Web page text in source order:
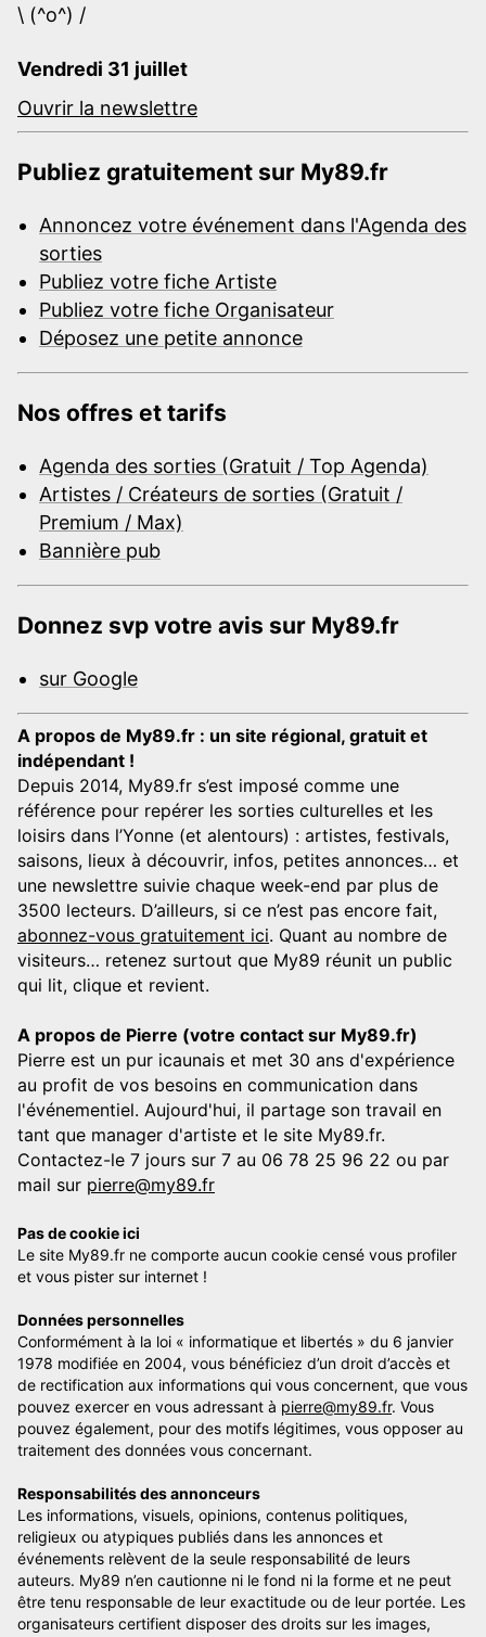
\ (^o^) /
Vendredi 31 juillet
Ouvrir la newslettre
Publiez gratuitement sur My89.fr
Annoncez votre événement dans l'Agenda des
sorties
Publiez votre fiche Artiste
Publiez votre fiche Organisateur
Déposez une petite annonce
Nos offres et tarifs
Agenda des sorties (Gratuit / Top Agenda)
Artistes / Créateurs de sorties (Gratuit /
Premium / Max)
Bannière pub
Donnez svp votre avis sur My89.fr
sur Google
A propos de My89.fr : un site régional, gratuit et
indépendant !
Depuis 2014, My89.fr s’est imposé comme une
référence pour repérer les sorties culturelles et les
loisirs dans l’Yonne (et alentours) : artistes, festivals,
saisons, lieux à découvrir, infos, petites annonces… et
une newslettre suivie chaque week-end par plus de
3500 lecteurs. D’ailleurs, si ce n’est pas encore fait,
abonnez-vous gratuitement ici. Quant au nombre de
visiteurs… retenez surtout que My89 réunit un public
qui lit, clique et revient.
A propos de Pierre (votre contact sur My89.fr)
Pierre est un pur icaunais et met 30 ans d'expérience
au profit de vos besoins en communication dans
l'événementiel. Aujourd'hui, il partage son travail en
tant que manager d'artiste et le site My89.fr.
Contactez-le 7 jours sur 7 au 06 78 25 96 22 ou par
mail sur pierre@my89.fr
Pas de cookie ici
Le site My89.fr ne comporte aucun cookie censé vous profiler
et vous pister sur internet !
Données personnelles
Conformément à la loi « informatique et libertés » du 6 janvier
1978 modifiée en 2004, vous bénéficiez d’un droit d’accès et
de rectification aux informations qui vous concernent, que vous
pouvez exercer en vous adressant à pierre@my89.fr. Vous
pouvez également, pour des motifs légitimes, vous opposer au
traitement des données vous concernant.
Responsabilités des annonceurs
Les informations, visuels, opinions, contenus politiques,
religieux ou atypiques publiés dans les annonces et
événements relèvent de la seule responsabilité de leurs
auteurs. My89 n’en cautionne ni le fond ni la forme et ne peut
être tenu responsable de leur exactitude ou de leur portée. Les
organisateurs certifient disposer des droits sur les images,